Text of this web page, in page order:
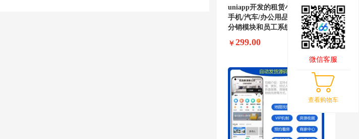
uniapp开发的租赁小程序源码/
手机/汽车/办公用品租赁系统带
分销模块和员工系统
￥ 299.00
微信客服
查看购物车